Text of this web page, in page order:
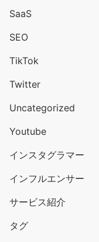
SaaS
SEO
TikTok
Twitter
Uncategorized
Youtube
インスタグラマー
インフルエンサー
サービス紹介
タグ